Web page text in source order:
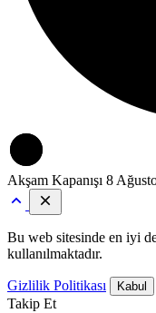
Akşam Kapanışı 8
Bu web sitesinde en iyi
kullanılmaktadır.
Gizlilik Politikası Kabul
Takip Et